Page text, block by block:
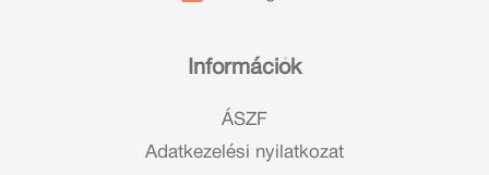
Információk
ÁSZF
Adatkezelési nyilatkozat